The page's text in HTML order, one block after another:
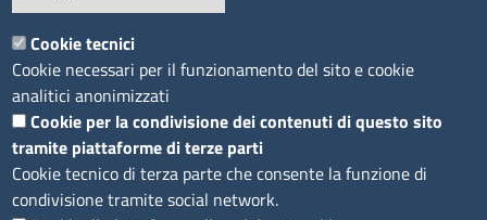
Footer
Feed RSS
Note legali
Privacy
Trattamento dei dati
Cookie
Dichiarazione di accessibilità
Cookie tecnici
Cookie necessari per il funzionamento del sito e cookie
analitici anonimizzati
Cookie per la condivisione dei contenuti di questo sito
tramite piattaforme di terze parti
Cookie tecnico di terza parte che consente la funzione di
condivisione tramite social network.